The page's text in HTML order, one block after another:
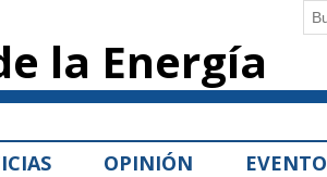
la Energía
OPINIÓN